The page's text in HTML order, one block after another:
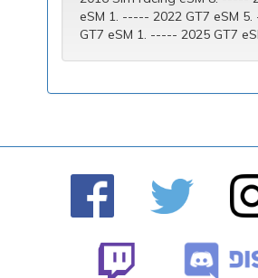
eSM 1. ----- 2022 GT7 eSM
GT7 eSM 1. ----- 2025 GT7